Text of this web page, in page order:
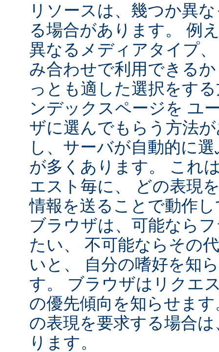
リソースは、幾つか異
る場合があります。 例
異なるメディアタイプ
み合わせで利用できる
っとも適した選択をす
ンデックスページを ユ
ザに選んでもらう方法
し、サーバが自動的に
が多くあります。 これ
エスト毎に、 どの表現
情報を送ることで動作
ブラウザは、可能なら
たい、 不可能ならその
いと、 自分の嗜好を知
す。 ブラウザはリクエ
の優先傾向を知らせま
の表現を要求する場合
ります。